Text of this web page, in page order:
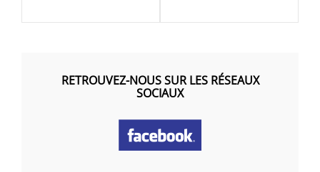
RETROUVEZ-NOUS SUR LES RÉSEAUX
SOCIAUX